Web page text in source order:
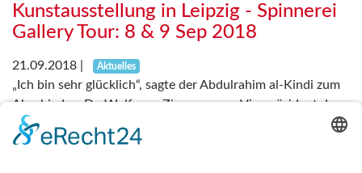
Kunstausstellung in Leipzig - Spinnerei
Gallery Tour: 8 & 9 Sep 2018
21.09.2018 Aktuelles
„Ich bin sehr glücklich“, sagte der Abdulrahim al-Kindi zum
Abschied zu Dr. Wolfgang Zimmermann Vizepräsident der
Deutsch-Omanischen Gesellschaft, die...